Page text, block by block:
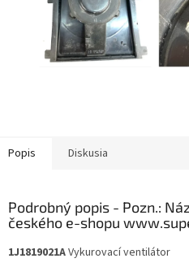
Popis Diskusia
Podrobný popis
1J1819021AVykurovací ventilátor